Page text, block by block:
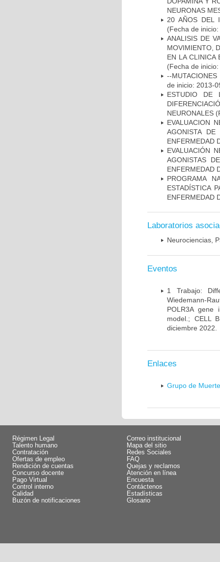
NEURONAS
20 AÑOS DEL
(Fecha de
ANALISIS DE
MOVIMIENTO,
EN LA CLINICA
(Fecha de
--
de inicio: 2013-
ESTUDIO DE
NEURONALES
EVALUACION
AGONISTA
ENFERMEDAD
EVALUACIÓN
AGONISTAS
ENFERMEDAD
PROGRAMA
ESTADÍSTICA
ENFERMEDAD
Laboratorios
Neurociencias,
Eventos
1 Trabajo:
Wiedemann-
POLR3A gene
model.; CELL
diciembre 2022.
Enlaces
Grupo de
Régimen Legal
Talento humano
Contratación
Ofertas de empleo
Rendición de cuentas
Concurso docente
Pago Virtual
Control interno
Calidad
Buzón de notificaciones
Correo institucional
Mapa del sitio
Redes Sociales
FAQ
Quejas y reclamos
Atención en línea
Encuesta
Contáctenos
Estadísticas
Glosario